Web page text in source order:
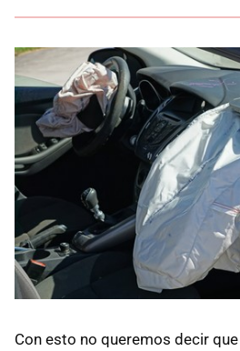
Con esto no queremos decir